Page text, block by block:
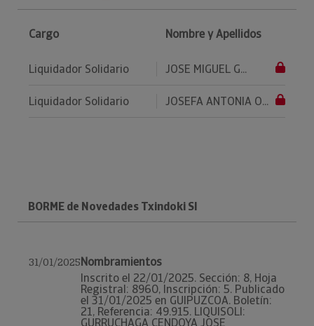
Cargo Nombre y Apellidos
Liquidador Solidario JOSE MIGUEL G...
Liquidador Solidario JOSEFA ANTONIA O...
BORME de Novedades Txindoki Sl
31/01/2025Nombramientos
Inscrito el 22/01/2025. Sección: 8, Hoja
Registral: 8960, Inscripción: 5. Publicado
el 31/01/2025 en GUIPUZCOA. Boletín:
21, Referencia: 49.915. LIQUISOLI:
GURRUCHAGA CENDOYA JOSE